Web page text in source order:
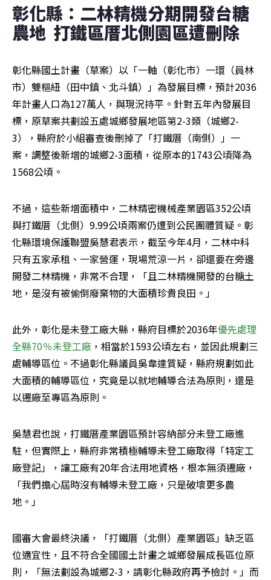
彰化縣：二林精機分期開發台糖
農地  打鐵區厝北側園區遭刪除
彰化縣國土計畫（草案）以「一軸（彰化市）一環（員林
市）雙樞紐（田中鎮、北斗鎮）」為發展目標，預計2036
年計畫人口為127萬人，與現況持平。針對五年內發展目
標，原草案共劃設五處城鄉發展地區第2-3類（城鄉2-
3），縣府於小組審查後刪掉了「打鐵厝（南側）」一
案，調整後新增的城鄉2-3面積，從原本的1743公頃降為
1568公頃。
不過，這些新增面積中，二林精密機械產業園區352公頃
與打鐵厝（北側）9.99公頃兩案仍遭到公民團體質疑。彰
化縣環境保護聯盟吳慧君表示，截至今年4月，二林中科
只有五家承租、一家營運，現場荒涼一片，卻還要在旁邊
開發二林精機，非常不合理，「且二林精機開發的台糖土
地，是沒有被偷倒廢棄物的大面積珍貴良田。」
此外，彰化是未登工廠大縣，縣府目標於2036年優先處理
全縣70％未登工廠 ，相當於1593公頃左右，並因此規劃三
處輔導區位。不過彰化縣議員吳韋達質疑，縣府規劃如此
大面積的輔導區位，究竟是以就地輔導合法為原則，還是
以遷廠至專區為原則。
吳慧君也說，打鐵厝產業園區預計容納部分未登工廠進
駐，但實際上，縣府非常積極輔導未登工廠取得「特定工
廠登記」，讓工廠有20年合法用地資格，根本無須遷廠，
「我們擔心屆時沒有輔導未登工廠，只是破壞更多農
地。」
國審大會最終決議，「打鐵厝（北側）產業園區」缺乏區
位適宜性，且不符合全國國土計畫之城鄉發展成長區位原
則，「無法劃設為城鄉2-3，請彰化縣政府再予檢討。」而